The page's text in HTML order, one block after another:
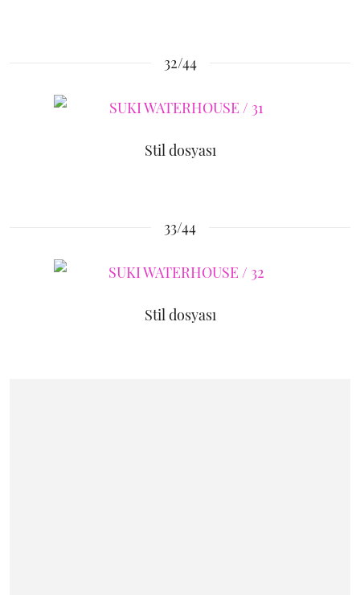
32/44
Stil dosyası
33/44
Stil dosyası